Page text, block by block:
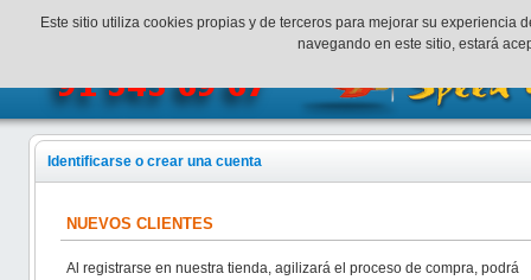
¡Bienvenidos a SpeedHobbys! Mi cuenta Finalizar
Identificarse o crear una cuenta
NUEVOS CLIENTES
Al registrarse en nuestra tienda, agilizará el proceso de compra, podrá
Este sitio utiliza cookies propias y de terceros para mejorar su
navegando en este sitio, estará